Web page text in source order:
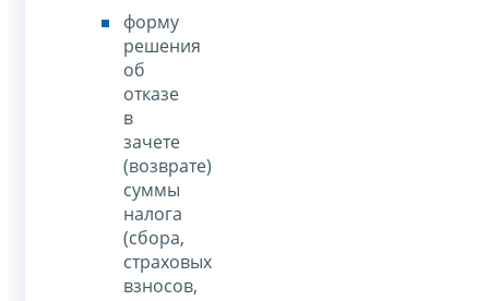
форму
решения
об
отказе
в
зачете
(возврате)
суммы
налога
(сбора,
страховых
взносов,